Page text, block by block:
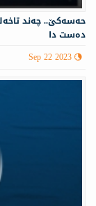
حه‌سه‌كێ.. چه‌ند
ده‌ست دا
Sep 22 2023